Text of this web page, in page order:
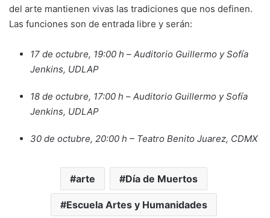
del arte mantienen vivas las tradiciones que nos definen.
Las funciones son de entrada libre y serán:
17 de octubre, 19:00 h – Auditorio Guillermo y Sofía
Jenkins, UDLAP
18 de octubre, 17:00 h – Auditorio Guillermo y Sofía
Jenkins, UDLAP
30 de octubre, 20:00 h – Teatro Benito Juarez, CDMX
arte Día de Muertos
Escuela Artes y Humanidades